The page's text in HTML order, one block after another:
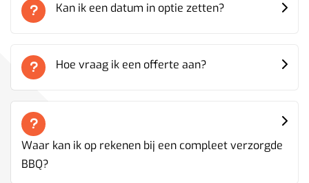
Kan ik een datum in optie zetten?
Hoe vraag ik een offerte aan?
Waar kan ik op rekenen bij een compleet verzorgde
BBQ?